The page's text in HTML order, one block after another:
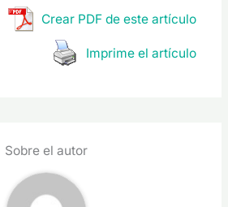
Crear PDF de este artículo
Imprime el artículo
Sobre el autor